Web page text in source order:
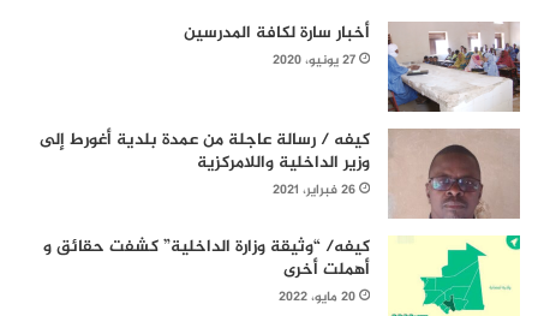
أخبار سارة لكافة المدرسين
27 يونيو، 2020
كيفه / رسالة عاجلة من عمدة بلدية أغورط إلى
وزير الداخلية واللامركزية
26 فبراير، 2021
كيفه/ “وثيقة وزارة الداخلية” كشفت حقائق و
أهملت أخرى
20 مايو، 2022